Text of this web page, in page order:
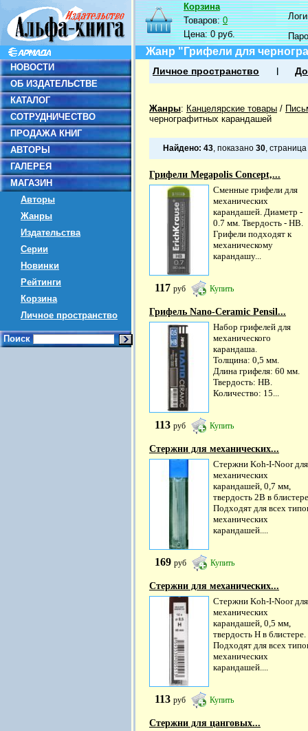
НОВОСТИ
ОБ ИЗДАТЕЛЬСТВЕ
КАТАЛОГ
СОТРУДНИЧЕСТВО
ПРОДАЖА КНИГ
АВТОРЫ
ГАЛЕРЕЯ
МАГАЗИН
Авторы
Жанры
Издательства
Серии
Новинки
Рейтинги
Корзина
Личное пространство
Поиск
Корзина
Товаров:0
Цена:0 руб.
Жанр "Грифели для
Личное пространство
Жанры: Канцелярские товары /
чернографитных карандашей
Найдено: 43, показано 30, страница
Грифели Megapolis Concept,...
Сменные грифели для
механических
карандашей. Диаметр -
0.7 мм. Твердость - HB.
Грифели подходят к
механическому
карандашу...
117 руб Купить
Грифель Nano-Ceramic Pensil...
Набор грифелей для
механического
карандаша.
Толщина: 0,5 мм.
Длина грифеля: 60 мм.
Твердость: НВ.
Количество: 15...
113 руб Купить
Стержни для механических...
Стержни Koh-I-Noor для
механических
карандашей, 0,7 мм,
твердость 2В в
Подходят для всех
механических
карандашей....
169 руб Купить
Стержни для механических...
Стержни Koh-I-Noor для
механических
карандашей, 0,5 мм,
твердость H в блистере.
Подходят для всех
механических
карандашей....
113 руб Купить
Стержни для цанговых...